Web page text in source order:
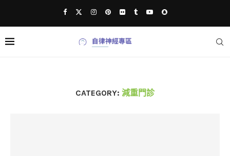
CATEGORY: 減重門診